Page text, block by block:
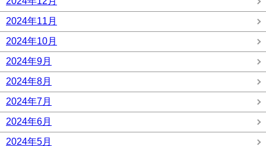
2024年11月
2024年10月
2024年9月
2024年8月
2024年7月
2024年6月
2024年5月